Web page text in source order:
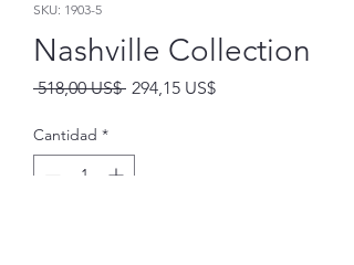
SKU: 1903-5
Nashville Collection
518,00 US$ Precio
294,15 US$Precio
Cantidad *